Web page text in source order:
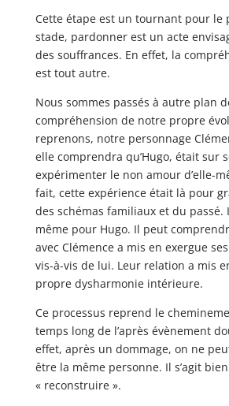
Cette étape est un tournant pour le
stade, pardonner est un acte
des souffrances. En effet, la
est tout autre.
Nous sommes passés à autre plan
compréhension de notre propre
reprenons, notre personnage
elle comprendra qu’Hugo, était sur
expérimenter le non amour d’elle-
fait, cette expérience était là pour
des schémas familiaux et du passé.
même pour Hugo. Il peut
avec Clémence a mis en exergue
vis-à-vis de lui. Leur relation a mis
propre dysharmonie intérieure.
Ce processus reprend le
temps long de l’après évènement
effet, après un dommage, on ne
être la même personne. Il s’agit
« reconstruire ».